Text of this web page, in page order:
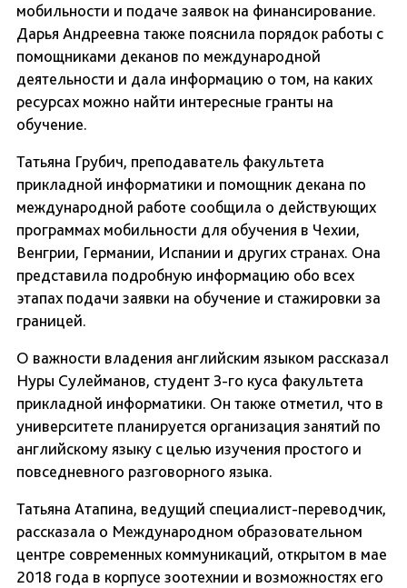
мобильности и подаче заявок на финансирование.
Дарья Андреевна также пояснила порядок работы с
помощниками деканов по международной
деятельности и дала информацию о том, на каких
ресурсах можно найти интересные гранты на
обучение.
Татьяна Грубич, преподаватель факультета
прикладной информатики и помощник декана по
международной работе сообщила о действующих
программах мобильности для обучения в Чехии,
Венгрии, Германии, Испании и других странах. Она
представила подробную информацию обо всех
этапах подачи заявки на обучение и стажировки за
границей.
О важности владения английским языком рассказал
Нуры Сулейманов, студент 3-го куса факультета
прикладной информатики. Он также отметил, что в
университете планируется организация занятий по
английскому языку с целью изучения простого и
повседневного разговорного языка.
Татьяна Атапина, ведущий специалист-переводчик,
рассказала о Международном образовательном
центре современных коммуникаций, открытом в мае
2018 года в корпусе зоотехнии и возможностях его